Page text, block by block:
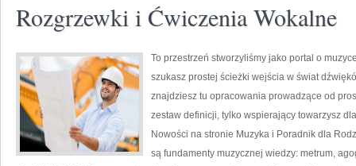
Rozgrzewki i Ćwiczenia Wokalne
To przestrzeń stworzyliśmy jako portal o
szukasz prostej ścieżki wejścia w świat
znajdziesz tu opracowania prowadzące od
zestaw definicji, tylko wspierający towarzysz
Nowości na stronie Muzyka i Poradnik dla
są fundamenty muzycznej wiedzy: metrum,